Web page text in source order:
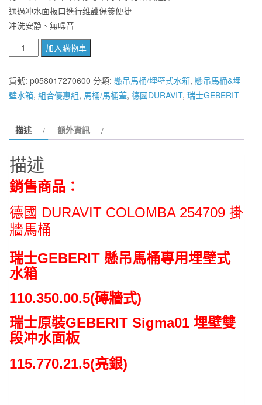
通過冲水面板口進行维護保養便捷
冲洗安静、無噪音
國
DURAVIT
COLOMBA
牆
桶
含
GEBERIT
懸
吊
馬
桶
專
用
埋
式
水
(磚
加入購物車
貨號: p058017270600 分類: 懸吊馬桶/埋壁式水箱, 懸吊馬桶&埋
壁水箱, 組合優惠組, 馬桶/馬桶蓋, 德國DURAVIT, 瑞士GEBERIT
描述 額外資訊
描述
銷售商品：
德國 DURAVIT COLOMBA 254709 掛
牆馬桶
瑞士GEBERIT 懸吊馬桶專用埋壁式
水箱
110.350.00.5(磚牆式)
瑞士原裝GEBERIT Sigma01 埋壁雙
段冲水面板
115.770.21.5(亮銀)